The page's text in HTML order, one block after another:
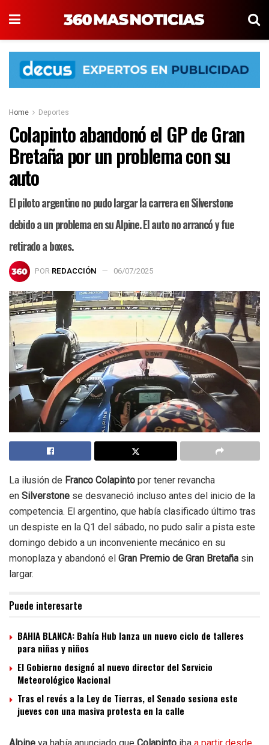
Home Deportes
Colapinto abandonó el GP de Gran
Bretaña por un problema con su
auto
El piloto argentino no pudo largar la carrera en Silverstone
debido a un problema en su Alpine. El auto no arrancó y fue
retirado a boxes.
POR REDACCIÓN 06/07/2025
La ilusión de Franco Colapinto por tener revancha
en Silverstone se desvaneció incluso antes del inicio de la
competencia. El argentino, que había clasificado último tras
un despiste en la Q1 del sábado, no pudo salir a pista este
domingo debido a un inconveniente mecánico en su
monoplaza y abandonó el Gran Premio de Gran Bretaña sin
largar.
Puede interesarte
BAHIA BLANCA: Bahía Hub lanza un nuevo ciclo de talleres
para niñas y niños
El Gobierno designó al nuevo director del Servicio
Meteorológico Nacional
Tras el revés a la Ley de Tierras, el Senado sesiona este
jueves con una masiva protesta en la calle